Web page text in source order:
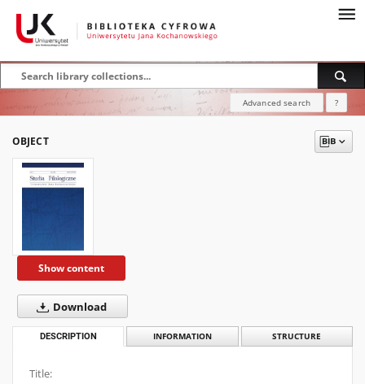
Advanced search ?
OBJECT
Show content
Download
DESCRIPTION INFORMATION STRUCTURE
Title: